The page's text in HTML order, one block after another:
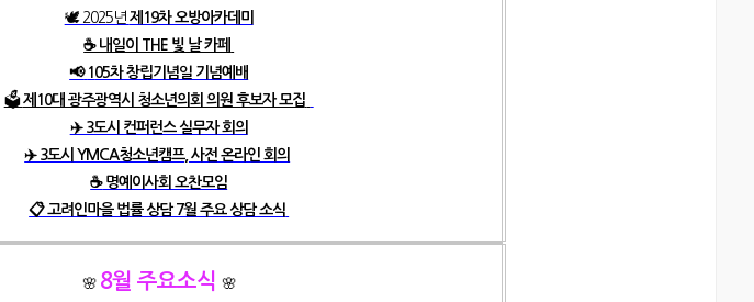
🕊️ 2025년 제19차 오방아카데미
☕️ 내일이 THE 빛 날 카페
📢 1 05차 창립기념일 기념예배
🗳️제10대 광주광역시 청소년의회 의원 후보자 모집
✈️ 3도시 컨퍼런스 실무자 회의
✈️ 3도시 YMCA청소년캠프, 사전 온라인 회의
☕️명예이사회 오찬모임
📋 고려인마을 법률 상담 7월 주요 상담 소식
🌸 8월 주요소식 🌸